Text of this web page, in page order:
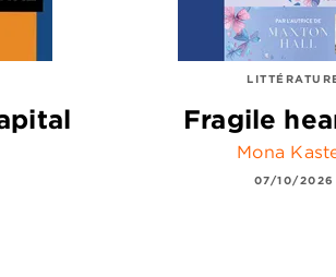
Fragile
Mona
07/10/2026